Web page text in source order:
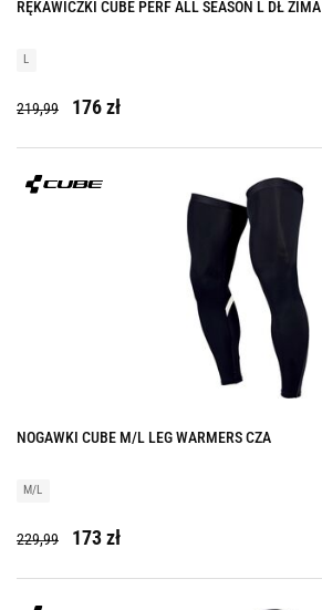
RĘKAWICZKI CUBE PERF ALL SEASON L DŁ ZIMA
L
219,99 176 zł
NOGAWKI CUBE M/L LEG WARMERS CZA
M/L
229,99 173 zł